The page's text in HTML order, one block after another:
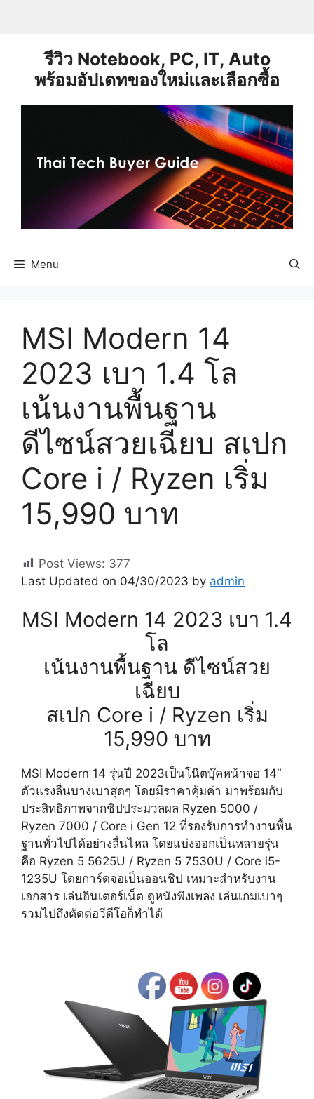
รีวิว Notebook, PC, IT, Auto
พร้อมอัปเดทของใหม่และเลือกซื้อ
Menu
MSI Modern 14
2023 เบา 1.4 โล
เน้นงานพื้นฐาน
ดีไซน์สวยเฉียบ สเปก
Core i / Ryzen เริ่ม
15,990 บาท
Post Views: 377
Last Updated on 04/30/2023 by admin
MSI Modern 14 2023 เบา 1.4
โล
เน้นงานพื้นฐาน ดีไซน์สวย
เฉียบ
สเปก Core i / Ryzen เริ่ม
15,990 บาท
MSI Modern 14 รุ่นปี 2023เป็นโน๊ตบุ๊คหน้าจอ 14″
ตัวแรงลื่นบางเบาสุดๆ โดยมีราคาคุ้มค่า มาพร้อมกับ
ประสิทธิภาพจากชิปประมวลผล Ryzen 5000 /
Ryzen 7000 / Core i Gen 12 ที่รองรับการทำงานพื้น
ฐานทั่วไปได้อย่างลื่นไหล โดยแบ่งออกเป็นหลายรุ่น
คือ Ryzen 5 5625U / Ryzen 5 7530U / Core i5-
1235U โดยการ์ดจอเป็นออนชิป เหมาะสำหรับงาน
เอกสาร เล่นอินเตอร์เน็ต ดูหนังฟังเพลง เล่นเกมเบาๆ
รวมไปถึงตัดต่อวีดีโอก็ทำได้